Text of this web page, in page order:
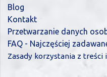
Blog
Kontakt
Przetwarzanie danych
FAQ - Najczęściej
Zasady korzystania z treści